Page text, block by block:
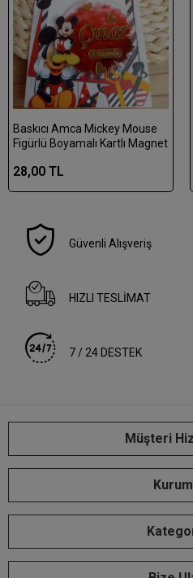
Baskıcı Amca Mickey Mouse
Figürlü Boyamalı Kartlı Magnet
28,00 TL
Güvenli Alışveriş
HIZLI TESLİMAT
7 / 24 DESTEK
Müşteri